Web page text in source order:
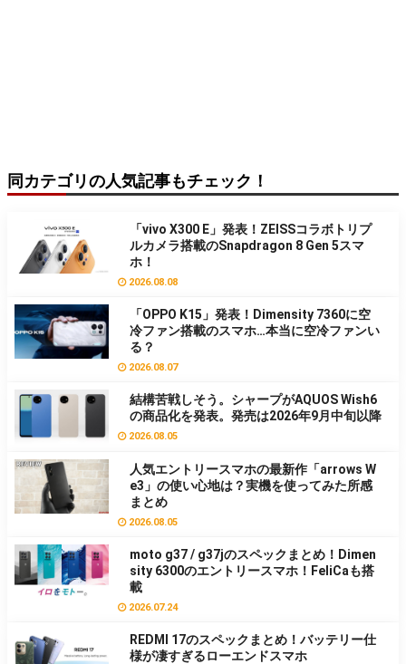
同カテゴリの人気記事もチェック！
「vivo X300 E」発表！ZEISSコラボトリプ
ルカメラ搭載のSnapdragon 8 Gen 5スマ
ホ！
2026.08.08
「OPPO K15」発表！Dimensity 7360に空
冷ファン搭載のスマホ…本当に空冷ファンい
る？
2026.08.07
結構苦戦しそう。シャープがAQUOS Wish6
の商品化を発表。発売は2026年9月中旬以降
2026.08.05
人気エントリースマホの最新作「arrows W
e3」の使い心地は？実機を使ってみた所感
まとめ
2026.08.05
moto g37 / g37jのスペックまとめ！Dimen
sity 6300のエントリースマホ！FeliCaも搭
載
2026.07.24
REDMI 17のスペックまとめ！バッテリー仕
様が凄すぎるローエンドスマホ